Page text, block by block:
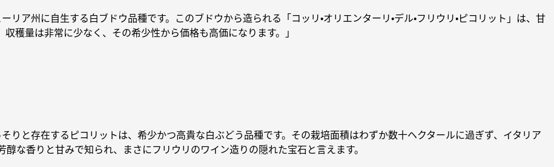
リア州に自生する白ブドウ品種です。このブドウから造られる「コッリ・オリエンターリ・デル・フリウリ・ピコリット」は、甘
穫量は非常に少なく、その希少性から価格も高価になります。」
そりと存在するピコリットは、希少かつ高貴な白ぶどう品種です。その栽培面積はわずか数十ヘクタールに過ぎず、イタリア
な香りと甘みで知られ、まさにフリウリのワイン造りの隠れた宝石と言えます。